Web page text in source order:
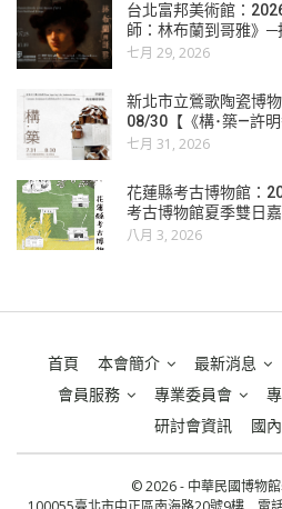
台北富邦美術館：
師：林布蘭到哥雅》─
七月 29, 2026
新北市立鶯歌陶瓷博
08/30【《構･築—許明
七月 31, 2026
花蓮縣考古博物館：
考古博物館夏季雙日嘉
八月 3, 2026
首頁 本會簡介 最新消息
會員服務
專業委員會
研討會資訊
國
© 2026 - 中華民國博物